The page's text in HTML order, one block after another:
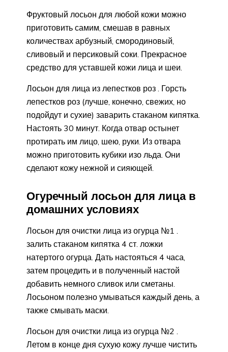
Фруктовый лосьон для любой кожи можно
приготовить самим, смешав в равных
количествах арбузный, смородиновый,
сливовый и персиковый соки. Прекрасное
средство для уставшей кожи лица и шеи.
Лосьон для лица из лепестков роз . Горсть
лепестков роз (лучше, конечно, свежих, но
подойдут и сухие) заварить стаканом кипятка.
Настоять 30 минут. Когда отвар остынет
протирать им лицо, шею, руки. Из отвара
можно приготовить кубики изо льда. Они
сделают кожу нежной и сияющей.
Огуречный лосьон для лица в
домашних условиях
Лосьон для очистки лица из огурца №1 .
залить стаканом кипятка 4 ст. ложки
натертого огурца. Дать настояться 4 часа,
затем процедить и в полученный настой
добавить немного сливок или сметаны.
Лосьоном полезно умываться каждый день, а
также смывать маски.
Лосьон для очистки лица из огурца №2 .
Летом в конце дня сухую кожу лучше чистить